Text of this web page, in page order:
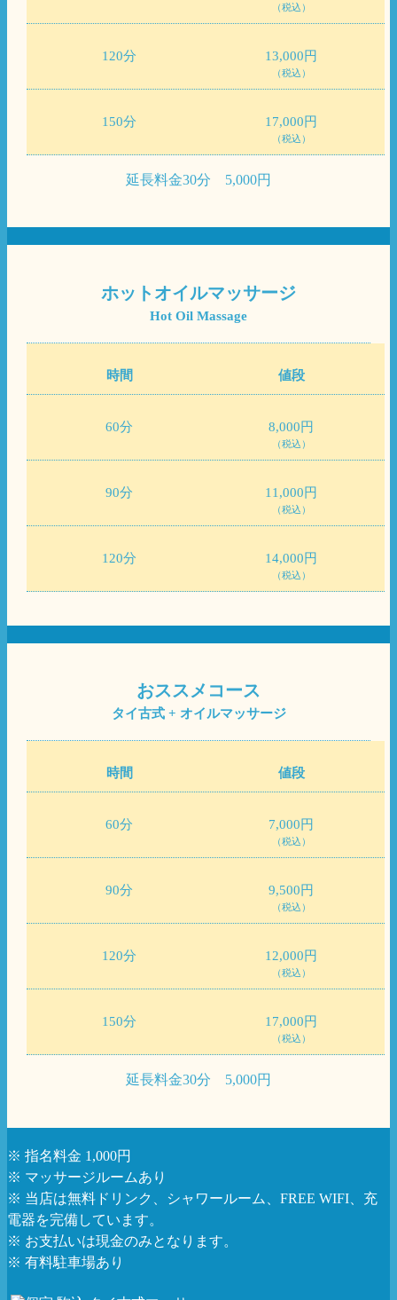
（税込）
120分 13,000円
（税込）
150分 17,000円
（税込）
延長料金30分 5,000円
ホットオイルマッサージ
Hot Oil Massage
時間 値段
60分 8,000円
（税込）
90分 11,000円
（税込）
120分 14,000円
（税込）
おススメコース
タイ古式 + オイルマッサージ
時間 値段
60分 7,000円
（税込）
90分 9,500円
（税込）
120分 12,000円
（税込）
150分 17,000円
（税込）
延長料金30分 5,000円
※ 指名料金 1,000円
※ マッサージルームあり
※ 当店は無料ドリンク、シャワールーム、FREE WIFI、充
電器を完備しています。
※ お支払いは現金のみとなります。
※ 有料駐車場あり